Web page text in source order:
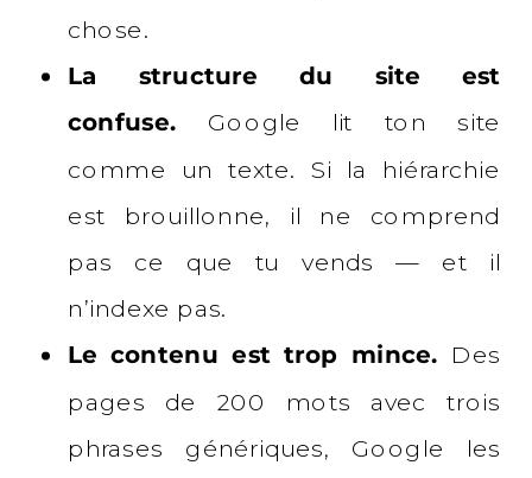
chose.
La structure du site est
confuse. Google lit ton site
comme un texte. Si la hiérarchie
est brouillonne, il ne comprend
pas ce que tu vends — et il
n’indexe pas.
Le contenu est trop mince. Des
pages de 200 mots avec trois
phrases génériques, Google les